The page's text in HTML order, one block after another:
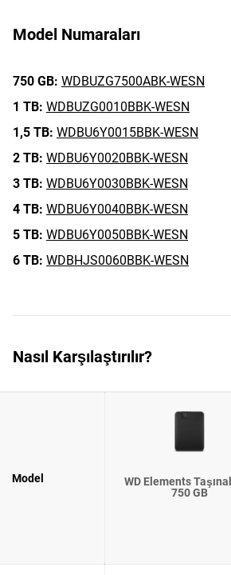
Model Numaraları
750 GB: WDBUZG7500ABK-WESN
1 TB: WDBUZG0010BBK-WESN
1,5 TB: WDBU6Y0015BBK-WESN
2 TB: WDBU6Y0020BBK-WESN
3 TB: WDBU6Y0030BBK-WESN
4 TB: WDBU6Y0040BBK-WESN
5 TB: WDBU6Y0050BBK-WESN
6 TB: WDBHJS0060BBK-WESN
Nasıl Karşılaştırılır?
Model
WD Elements
750 GB